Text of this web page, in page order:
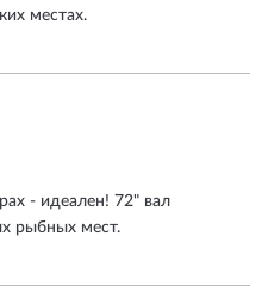
местах.
- идеален! 72" вал
рыбных мест.